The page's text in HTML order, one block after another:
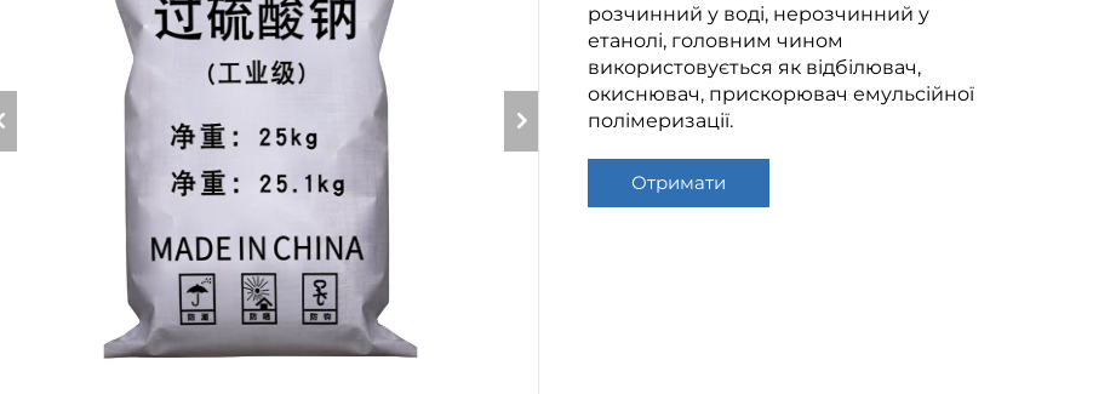
розчинний у воді, нерозчинний у
етанолі, головним чином
використовується як відбілювач,
окиснювач, прискорювач емульсійної
полімеризації.
Отримати